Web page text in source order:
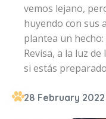
vemos lejano,
huyendo con sus
plantea un
Revisa, a la luz
si estás
28 February